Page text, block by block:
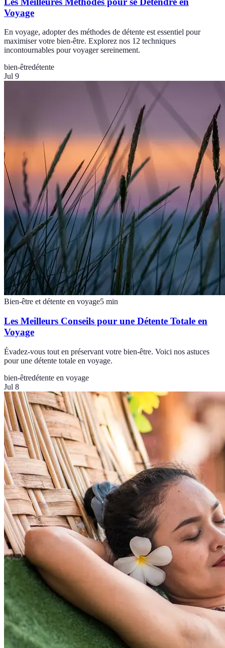
Voyage
En voyage, adopter des méthodes de détente est essentiel pour
maximiser votre bien-être. Explorez nos 12 techniques
incontournables pour voyager sereinement.
bien-êtredétente
Jul 9
Bien-être et détente en voyage5 min
Les Meilleurs Conseils pour une Détente Totale en
Voyage
Évadez-vous tout en préservant votre bien-être. Voici nos astuces
pour une détente totale en voyage.
bien-êtredétente en voyage
Jul 8